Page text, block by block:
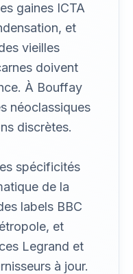
gaines ICTA
et
vieilles
doivent
À Bouffay
néoclassiques
discrètes.
spécificités
de la
labels BBC
et
Legrand et
à jour.